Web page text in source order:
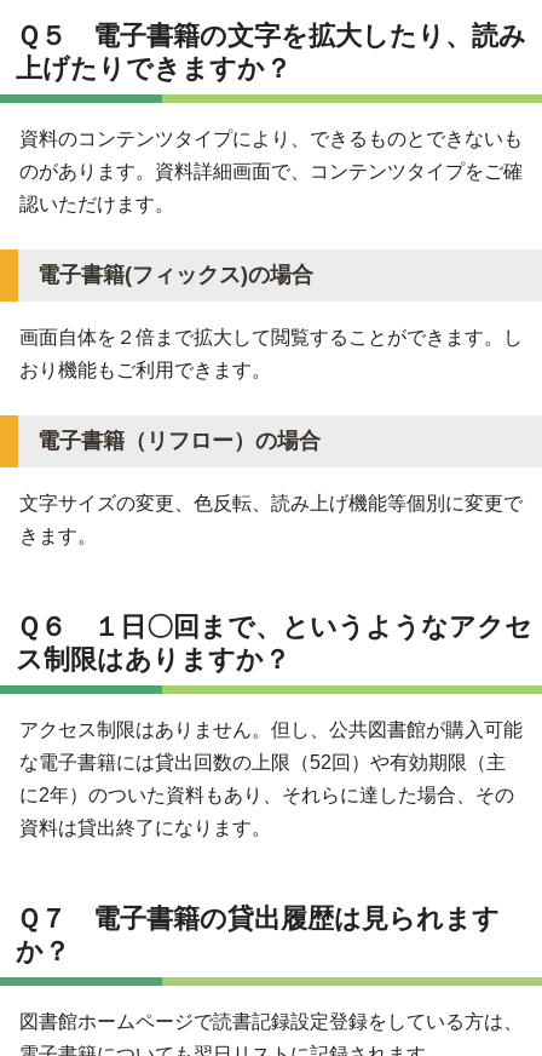
Ｑ５ 電子書籍の文字を拡大したり、読み
上げたりできますか？
資料のコンテンツタイプにより、できるものとできないも
のがあります。資料詳細画面で、コンテンツタイプをご確
認いただけます。
電子書籍(フィックス)の場合
画面自体を２倍まで拡大して閲覧することができます。し
おり機能もご利用できます。
電子書籍（リフロー）の場合
文字サイズの変更、色反転、読み上げ機能等個別に変更で
きます。
Ｑ６ １日〇回まで、というようなアクセ
ス制限はありますか？
アクセス制限はありません。但し、公共図書館が購入可能
な電子書籍には貸出回数の上限（52回）や有効期限（主
に2年）のついた資料もあり、それらに達した場合、その
資料は貸出終了になります。
Ｑ７ 電子書籍の貸出履歴は見られます
か？
図書館ホームページで読書記録設定登録をしている方は、